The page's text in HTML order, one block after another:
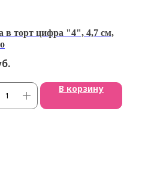
в торт цифра "4", 4,7 см,
В корзину